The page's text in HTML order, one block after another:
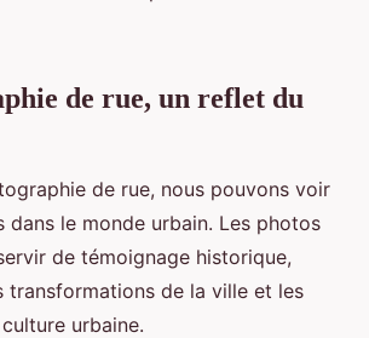
de rue, un reflet du
de rue, nous pouvons voir
dans le monde urbain. Les photos
de témoignage historique,
transformations de la ville et les
urbaine.